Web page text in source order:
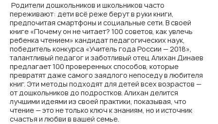
Родители дошкольников и школьников часто
переживают: дети всё реже берут в руки книги,
предпочитая смартфоны и социальные сети. В своей
книге «Почему он не читает? 100 советов, как увлечь
ребенка чтением» кандидат педагогических наук,
победитель конкурса «Учитель года России — 2018»,
талантливый педагог и заботливый отец Алихан Динаев
предлагает 100 проверенных способов, которые
превратят даже самого заядлого непоседу в любителя
книг. Эти методы подходят для детей всех возрастов —
от дошкольников до подростков. Алихан делится
лучшими идеями из своей практики, показывая, что
чтение — это не только ключ к знаниям, но и источник
счастья и любви в вашей семье.